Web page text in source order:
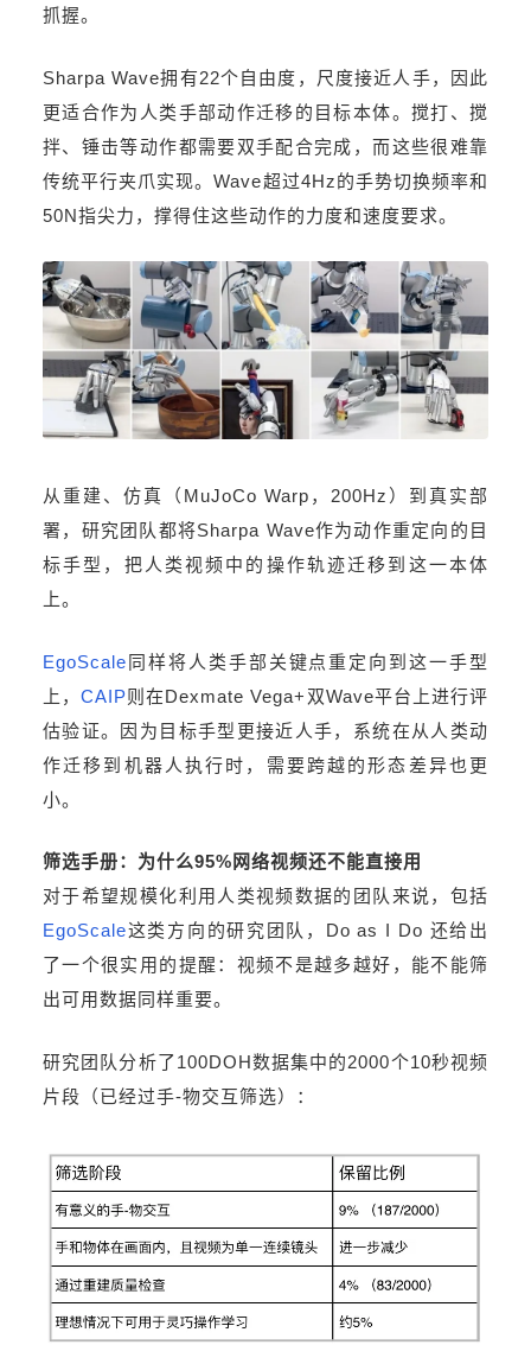
抓握。
Sharpa Wave拥有22个自由度，尺度接近人手，因此
更适合作为人类手部动作迁移的目标本体。搅打、搅
拌、锤击等动作都需要双手配合完成，而这些很难靠
传统平行夹爪实现。Wave超过4Hz的手势切换频率和
50N指尖力，撑得住这些动作的力度和速度要求。
从重建、仿真（MuJoCo Warp，200Hz）到真实部
署，研究团队都将Sharpa Wave作为动作重定向的目
标手型，把人类视频中的操作轨迹迁移到这一本体
上。
EgoScale 同样将人类手部关键点重定向到这一手型
上，CAIP则在Dexmate Vega+双Wave平台上进行评
估验证。因为目标手型更接近人手，系统在从人类动
作迁移到机器人执行时，需要跨越的形态差异也更
小。
筛选手册：为什么95%网络视频还不能直接用
对于希望规模化利用人类视频数据的团队来说，包括
EgoScale这类方向的研究团队，Do as I Do 还给出
了一个很实用的提醒：视频不是越多越好，能不能筛
出可用数据同样重要。
研究团队分析了100DOH数据集中的2000个10秒视频
片段（已经过手-物交互筛选）：